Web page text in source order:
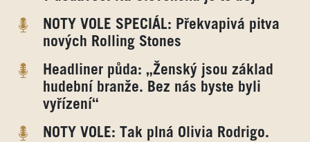
NOTY VOLE SPECIÁL: Překvapivá pitva
nových Rolling Stones
Headliner půda: „Ženský jsou základ
hudební branže. Bez nás byste byli
vyřízení“
NOTY VOLE: Tak plná Olivia Rodrigo.